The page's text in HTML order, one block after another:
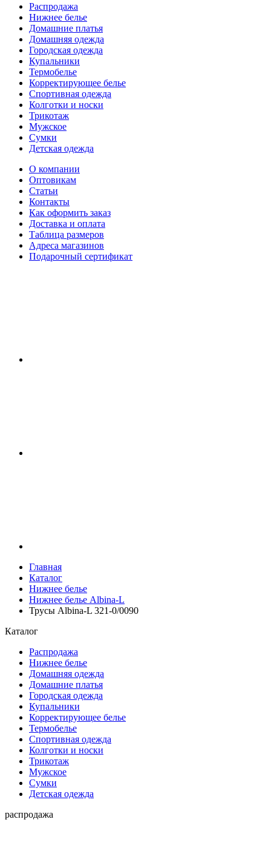
Распродажа
Нижнее белье
Домашние платья
Домашняя одежда
Городская одежда
Купальники
Термобелье
Корректирующее белье
Спортивная одежда
Колготки и носки
Трикотаж
Мужское
Сумки
Детская одежда
О компании
Оптовикам
Статьи
Контакты
Как оформить заказ
Доставка и оплата
Таблица размеров
Адреса магазинов
Подарочный сертификат
Главная
Каталог
Нижнее белье
Нижнее белье Albina-L
Трусы Albina-L 321-0/0090
Каталог
Распродажа
Нижнее белье
Домашняя одежда
Домашние платья
Городская одежда
Купальники
Корректирующее белье
Термобелье
Спортивная одежда
Колготки и носки
Трикотаж
Мужское
Сумки
Детская одежда
распродажа